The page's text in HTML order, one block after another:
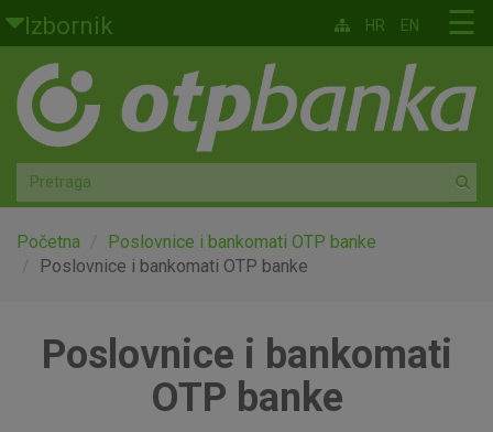
Skoči na glavni sadržaj
Izbornik
Građani
Privatno bankarstvo
Agro
Mala poduzeća i obrtnici
Globalna tržišta
☰
HR EN
Početna
Poslovnice i bankomati OTP banke
Poslovnice i bankomati OTP banke
Poslovnice i bankomati
OTP banke